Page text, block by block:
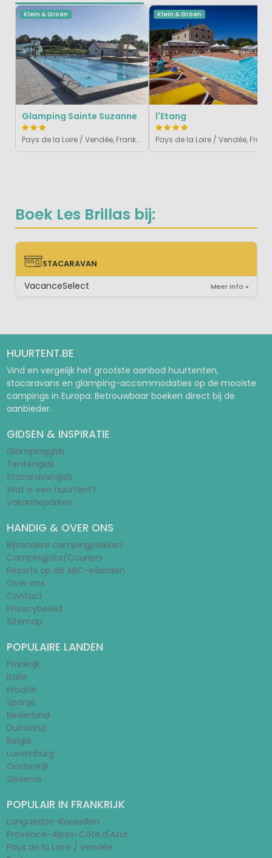
Boek Les Brillas bij:
STACARAVAN
STACARAVAN
VacanceSelect Meer info »
Klein & Groen
Glamping Sainte Suzanne
Pays de la Loire / Vendée, Frankrijk
Klein & Groen
l'Etang
HUURTENT.BE
Vind en vergelijk het grootste aanbod huurtenten,
stacaravans en glamping-accommodaties op de mooiste
campings in Europa. Betrouwbaar boeken direct bij de
aanbieder.
GIDSEN & INSPIRATIE
Glampinggids
Tentengids
Stacaravangids
Wat is een huurtent?
Vakantieparken
HANDIG & OVER ONS
Bijzondere campingplekken
Campingjobs/Couriers
Resorts op de ABC-eilanden
Over ons
Contact
Privacybeleid
Sitemap
POPULAIRE LANDEN
Frankrijk
Italië
Kroatië
Spanje
Nederland
Duitsland
België
Luxemburg
Oostenrijk
Slovenië
POPULAIR IN FRANKRIJK
Languedoc-Roussillon
Provence-Alpes-Côte d'Azur
Pays de la Loire / Vendée